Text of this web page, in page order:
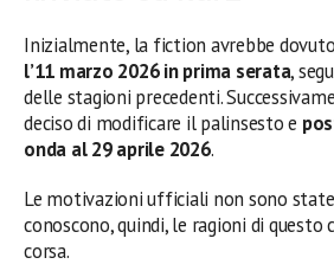
Inizialmente, la fiction avrebbe
l’11 marzo 2026 in prima serata,
delle stagioni precedenti.
deciso di modificare il palinsesto e
onda al 29 aprile 2026.
Le motivazioni ufficiali non sono
conoscono, quindi, le ragioni di questo
corsa.